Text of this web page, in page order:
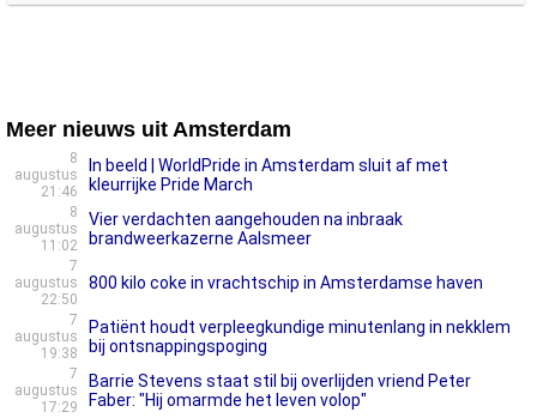
Meer nieuws uit Amsterdam
8
augustus
21:46
In beeld | WorldPride in Amsterdam sluit af met
kleurrijke Pride March
8
augustus
11:02
Vier verdachten aangehouden na inbraak
brandweerkazerne Aalsmeer
7
augustus
22:50
800 kilo coke in vrachtschip in Amsterdamse haven
7
augustus
19:38
Patiënt houdt verpleegkundige minutenlang in nekklem
bij ontsnappingspoging
7
augustus
17:29
Barrie Stevens staat stil bij overlijden vriend Peter
Faber: "Hij omarmde het leven volop"